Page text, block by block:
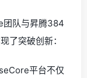
团队与昇腾384
了突破创新：
平台不仅